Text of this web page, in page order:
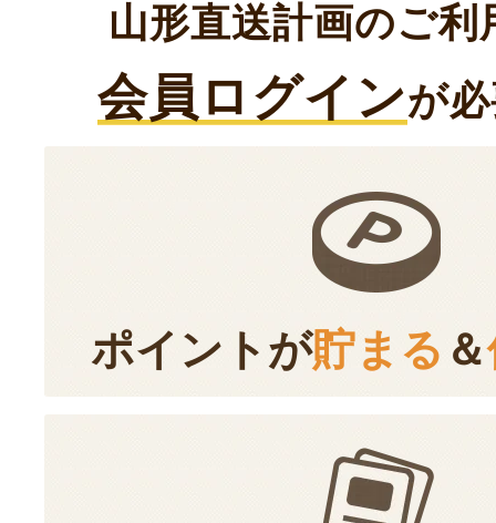
山形直送計画のご利
会員ログインが
ポイントが貯まる ＆